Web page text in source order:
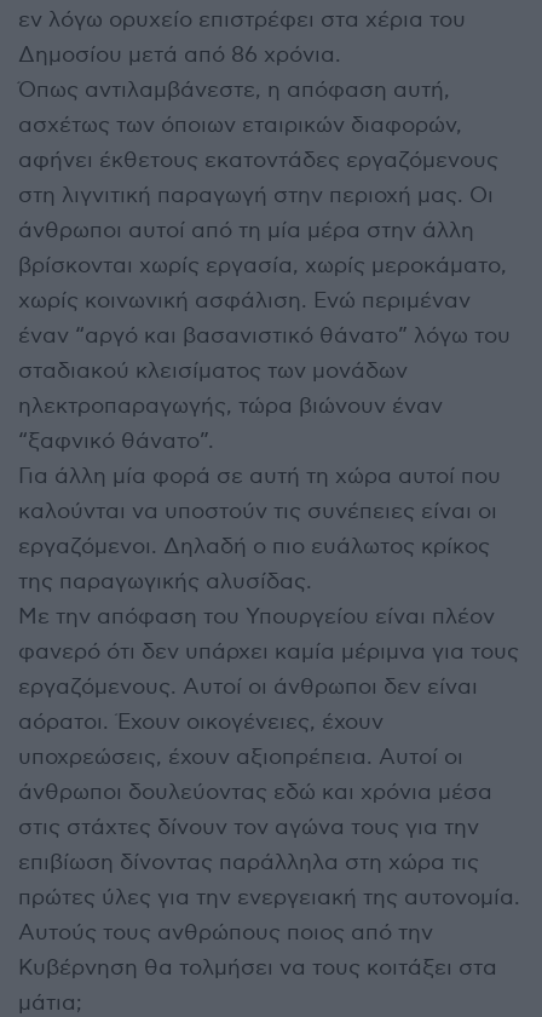
εν λόγω ορυχείο επιστρέφει στα χέρια του
Δημοσίου μετά από 86 χρόνια.
Όπως αντιλαμβάνεστε, η απόφαση αυτή,
ασχέτως των όποιων εταιρικών διαφορών,
αφήνει έκθετους εκατοντάδες εργαζόμενους
στη λιγνιτική παραγωγή στην περιοχή μας. Οι
άνθρωποι αυτοί από τη μία μέρα στην άλλη
βρίσκονται χωρίς εργασία, χωρίς μεροκάματο,
χωρίς κοινωνική ασφάλιση. Ενώ περιμέναν
έναν “αργό και βασανιστικό θάνατο” λόγω του
σταδιακού κλεισίματος των μονάδων
ηλεκτροπαραγωγής, τώρα βιώνουν έναν
“ξαφνικό θάνατο”.
Για άλλη μία φορά σε αυτή τη χώρα αυτοί που
καλούνται να υποστούν τις συνέπειες είναι οι
εργαζόμενοι. Δηλαδή ο πιο ευάλωτος κρίκος
της παραγωγικής αλυσίδας.
Με την απόφαση του Υπουργείου είναι πλέον
φανερό ότι δεν υπάρχει καμία μέριμνα για τους
εργαζόμενους. Αυτοί οι άνθρωποι δεν είναι
αόρατοι. Έχουν οικογένειες, έχουν
υποχρεώσεις, έχουν αξιοπρέπεια. Αυτοί οι
άνθρωποι δουλεύοντας εδώ και χρόνια μέσα
στις στάχτες δίνουν τον αγώνα τους για την
επιβίωση δίνοντας παράλληλα στη χώρα τις
πρώτες ύλες για την ενεργειακή της αυτονομία.
Αυτούς τους ανθρώπους ποιος από την
Κυβέρνηση θα τολμήσει να τους κοιτάξει στα
μάτια;